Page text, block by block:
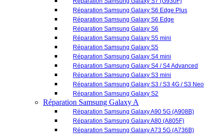
Réparation Samsung Galaxy S3 / S3 4G / S3 Neo
Réparation Samsung Galaxy S2
Réparation Samsung Galaxy A
Réparation Samsung Galaxy A90 5G (A908B)
Réparation Samsung Galaxy A80 (A805F)
Réparation Samsung Galaxy A73 5G (A736B)
Réparation Samsung Galaxy A72 (A725F)
Réparation Samsung Galaxy A71 (A715F)
Réparation Samsung Galaxy A70 (A705F)
Réparation Samsung Galaxy A60 (A606)
Réparation Samsung Galaxy A56 5G (A566B)
Réparation Samsung Galaxy A55 5G (A556B)
Réparation Samsung Galaxy A54 5G (A546B)
Réparation Samsung Galaxy A53 5G (A536B) /